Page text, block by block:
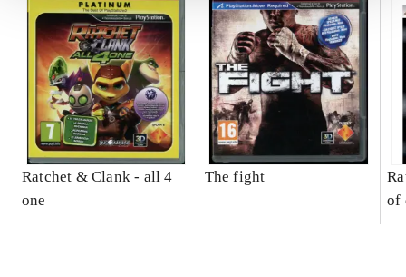
Ratchet & Clank - all 4
one
The fight
of